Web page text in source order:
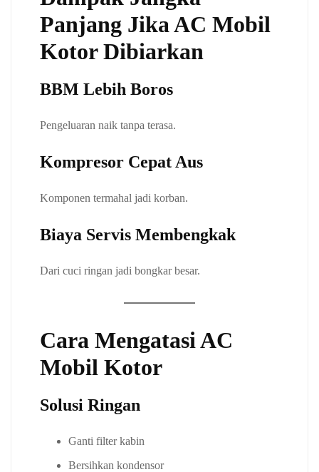
Panjang Jika AC Mobil
Kotor Dibiarkan
BBM Lebih Boros
Pengeluaran naik tanpa terasa.
Kompresor Cepat Aus
Komponen termahal jadi korban.
Biaya Servis Membengkak
Dari cuci ringan jadi bongkar besar.
Cara Mengatasi AC
Mobil Kotor
Solusi Ringan
Ganti filter kabin
Bersihkan kondensor